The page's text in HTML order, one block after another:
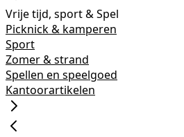
Vrije tijd, sport & Spel
Picknick & kamperen
Sport
Zomer & strand
Spellen en speelgoed
Kantoorartikelen